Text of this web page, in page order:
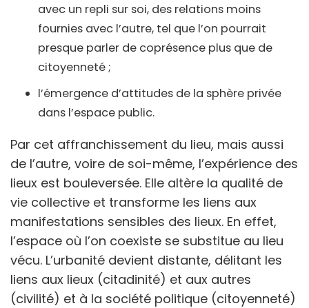
avec un repli sur soi, des relations moins
fournies avec l’autre, tel que l’on pourrait
presque parler de coprésence plus que de
citoyenneté ;
l’émergence d’attitudes de la sphère privée
dans l’espace public.
Par cet affranchissement du lieu, mais aussi
de l’autre, voire de soi-même, l’expérience des
lieux est bouleversée. Elle altère la qualité de
vie collective et transforme les liens aux
manifestations sensibles des lieux. En effet,
l’espace où l’on coexiste se substitue au lieu
vécu. L’urbanité devient distante, délitant les
liens aux lieux (citadinité) et aux autres
(civilité) et à la société politique (citoyenneté)